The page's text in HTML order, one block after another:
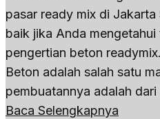
pasar ready mix di
baik jika Anda
pengertian beton
Beton adalah salah satu
pembuatannya adalah
Baca Selengkapnya